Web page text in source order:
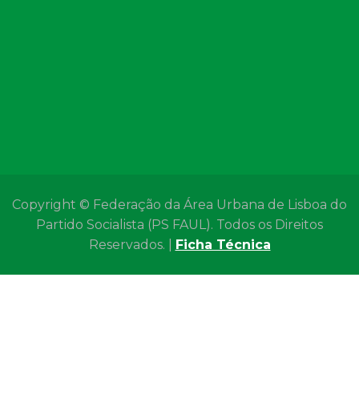
Copyright © Federação da Área Urbana de Lisboa do
Partido Socialista (PS FAUL). Todos os Direitos
Reservados. |
Ficha Técnica